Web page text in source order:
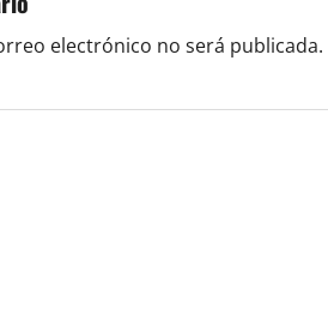
electrónico no será publicada.